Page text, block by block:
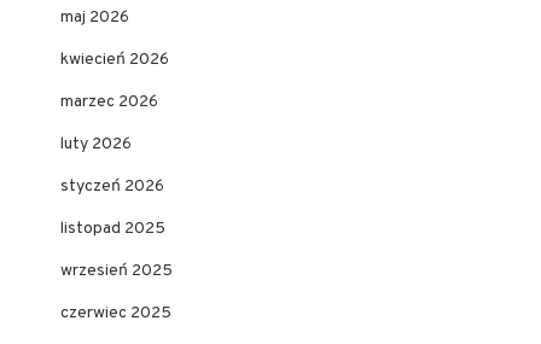
maj 2026
kwiecień 2026
marzec 2026
luty 2026
styczeń 2026
listopad 2025
wrzesień 2025
czerwiec 2025